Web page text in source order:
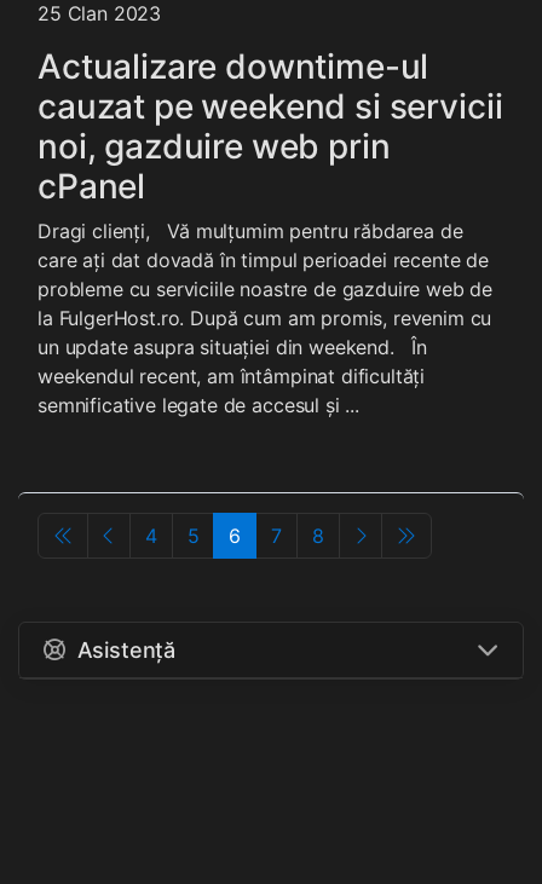
25 Clan 2023
Actualizare downtime-ul
cauzat pe weekend si servicii
noi, gazduire web prin
cPanel
Dragi clienți, Vă mulțumim pentru răbdarea de
care ați dat dovadă în timpul perioadei recente de
probleme cu serviciile noastre de gazduire web de
la FulgerHost.ro. După cum am promis, revenim cu
un update asupra situației din weekend. În
weekendul recent, am întâmpinat dificultăți
semnificative legate de accesul și ...
4 5 6 7 8
Asistență